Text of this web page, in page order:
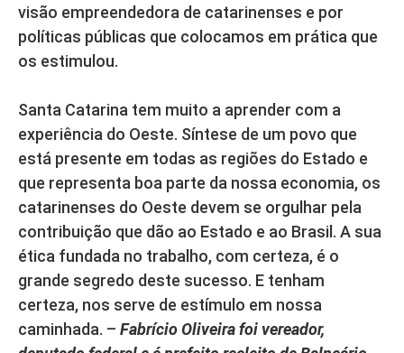
visão empreendedora de catarinenses e por
políticas públicas que colocamos em prática que
os estimulou.
Santa Catarina tem muito a aprender com a
experiência do Oeste. Síntese de um povo que
está presente em todas as regiões do Estado e
que representa boa parte da nossa economia, os
catarinenses do Oeste devem se orgulhar pela
contribuição que dão ao Estado e ao Brasil. A sua
ética fundada no trabalho, com certeza, é o
grande segredo deste sucesso. E tenham
certeza, nos serve de estímulo em nossa
caminhada. – Fabrício Oliveira foi vereador,